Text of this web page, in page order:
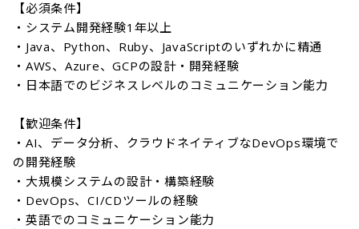
【必須条件】
・システム開発経験1年以上
・Java、Python、Ruby、JavaScriptのいずれかに精通
・AWS、Azure、GCPの設計・開発経験
・日本語でのビジネスレベルのコミュニケーション能力
【歓迎条件】
・AI、データ分析、クラウドネイティブなDevOps環境で
の開発経験
・大規模システムの設計・構築経験
・DevOps、CI/CDツールの経験
・英語でのコミュニケーション能力